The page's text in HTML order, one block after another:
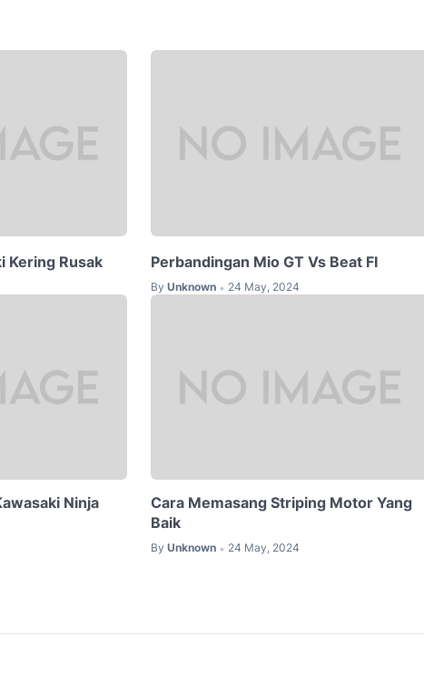
Kering Rusak Perbandingan Mio GT Vs Beat FI
By Unknown • 24 May, 2024
Ninja
Cara Memasang Striping Motor Yang
Baik
By Unknown • 24 May, 2024